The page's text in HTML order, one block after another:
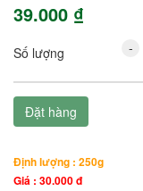
39.000 ₫
Số lượng -
Đặt hàng
Định lượng : 250g
Giá : 30.000 đ